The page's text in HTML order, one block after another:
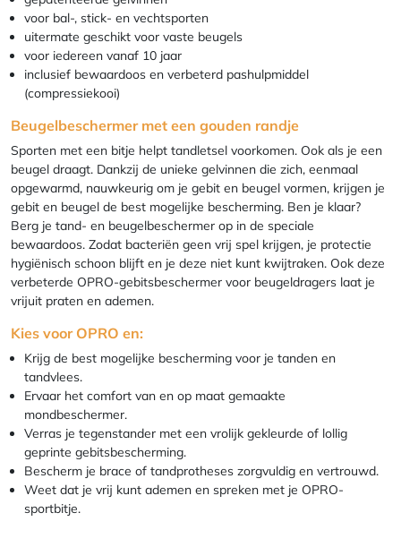
voor bal-, stick- en vechtsporten
uitermate geschikt voor vaste beugels
voor iedereen vanaf 10 jaar
inclusief bewaardoos en verbeterd pashulpmiddel
(compressiekooi)
Beugelbeschermer met een gouden randje
Sporten met een bitje helpt tandletsel voorkomen. Ook als je een
beugel draagt. Dankzij de unieke gelvinnen die zich, eenmaal
opgewarmd, nauwkeurig om je gebit en beugel vormen, krijgen je
gebit en beugel de best mogelijke bescherming. Ben je klaar?
Berg je tand- en beugelbeschermer op in de speciale
bewaardoos. Zodat bacteriën geen vrij spel krijgen, je protectie
hygiënisch schoon blijft en je deze niet kunt kwijtraken. Ook deze
verbeterde OPRO-gebitsbeschermer voor beugeldragers laat je
vrijuit praten en ademen.
Kies voor OPRO en:
Krijg de best mogelijke bescherming voor je tanden en
tandvlees.
Ervaar het comfort van en op maat gemaakte
mondbeschermer.
Verras je tegenstander met een vrolijk gekleurde of lollig
geprinte gebitsbescherming.
Bescherm je brace of tandprotheses zorgvuldig en vertrouwd.
Weet dat je vrij kunt ademen en spreken met je OPRO-
sportbitje.